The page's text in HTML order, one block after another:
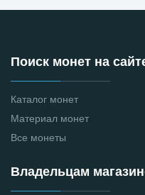
Поиск монет на
Каталог монет
Материал монет
Все монеты
Владельцам